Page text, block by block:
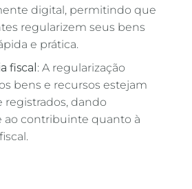
digital, permitindo que
regularizem seus bens
e prática.
fiscal : A regularização
bens e recursos estejam
dando
ao contribuinte quanto à